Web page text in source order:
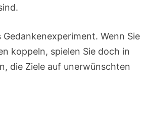
Wenn Sie
koppeln, spielen Sie doch in
die Ziele auf unerwünschten